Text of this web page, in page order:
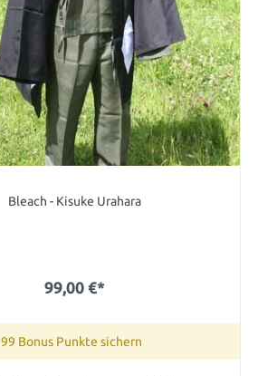
Bleach - Kisuke Urahara
99,00 €*
99 Bonus Punkte sichern